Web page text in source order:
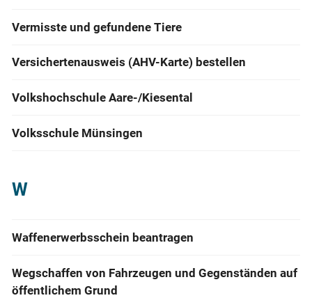
Vermisste und gefundene Tiere
Versichertenausweis (AHV-Karte) bestellen
Volkshochschule Aare-/Kiesental
Volksschule Münsingen
W
Waffenerwerbsschein beantragen
Wegschaffen von Fahrzeugen und Gegenständen auf
öffentlichem Grund